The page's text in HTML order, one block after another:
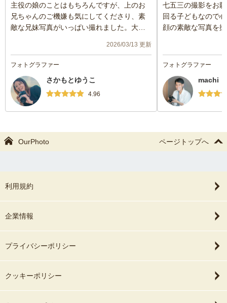
主役の娘のことはもちろんですが、上のお
兄ちゃんのご機嫌も気にしてくださり、素
敵な兄妹写真がいっぱい撮れました。大満
小道具や衣装の色などたくさんあって悩み
ました。事前にこちら側がもう少し撮影イ
の都度おすすめを教えてくださり、スムー
ズに撮影していただきました！
2026/03/13 更新
フォトグラファー
さかもとゆうこ
4.96
七五三の撮影をお
回る子どもなので
顔の素敵な写真を
出が残せました。
フォトグラファー
machi
OurPhoto ページトップへ
利用規約
企業情報
プライバシーポリシー
クッキーポリシー